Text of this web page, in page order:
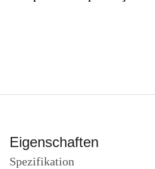
Eigenschaften
Spezifikation